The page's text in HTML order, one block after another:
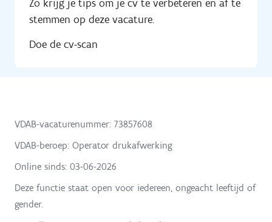
Zo krijg je tips om je cv te verbeteren en af te
stemmen op deze vacature.
Doe de cv-scan
VDAB-vacaturenummer: 73857608
VDAB-beroep: Operator drukafwerking
Online sinds: 03-06-2026
Deze functie staat open voor iedereen, ongeacht leeftijd of
gender.